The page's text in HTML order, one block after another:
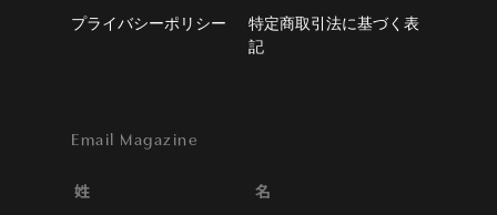
プライバシーポリシー
特定商取引法に基づく表
記
Email Magazine